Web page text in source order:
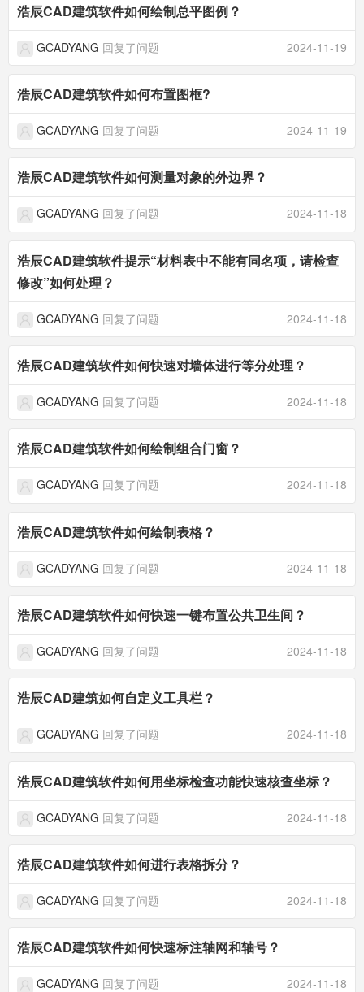
浩辰CAD建筑软件如何绘制总平图例？
GCADYANG 回复了问题 2024-11-19
浩辰CAD建筑软件如何布置图框?
GCADYANG 回复了问题 2024-11-19
浩辰CAD建筑软件如何测量对象的外边界？
GCADYANG 回复了问题 2024-11-18
浩辰CAD建筑软件提示“材料表中不能有同名项，请检查
修改”如何处理？
GCADYANG 回复了问题 2024-11-18
浩辰CAD建筑软件如何快速对墙体进行等分处理？
GCADYANG 回复了问题 2024-11-18
浩辰CAD建筑软件如何绘制组合门窗？
GCADYANG 回复了问题 2024-11-18
浩辰CAD建筑软件如何绘制表格？
GCADYANG 回复了问题 2024-11-18
浩辰CAD建筑软件如何快速一键布置公共卫生间？
GCADYANG 回复了问题 2024-11-18
浩辰CAD建筑如何自定义工具栏？
GCADYANG 回复了问题 2024-11-18
浩辰CAD建筑软件如何用坐标检查功能快速核查坐标？
GCADYANG 回复了问题 2024-11-18
浩辰CAD建筑软件如何进行表格拆分？
GCADYANG 回复了问题 2024-11-18
浩辰CAD建筑软件如何快速标注轴网和轴号？
GCADYANG 回复了问题 2024-11-18